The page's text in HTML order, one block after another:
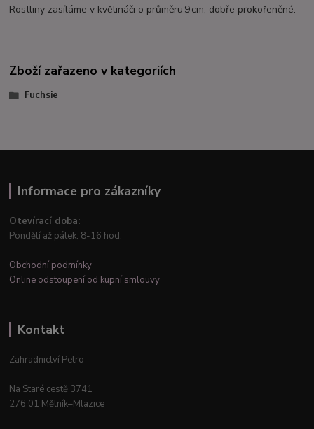
Rostliny zasíláme v květináči o průměru 9 cm, dobře prokořeněné.
Zboží zařazeno v kategoriích
Fuchsie
Informace pro zákazníky
Otevírací doba:
Pondělí až pátek: 8-16 hod.
Obchodní podmínky
Online odstoupení od kupní smlouvy
Kontakt
Zahradnictví Petro
Na Staré cestě 3741
276 01 Mělník–Mlazice